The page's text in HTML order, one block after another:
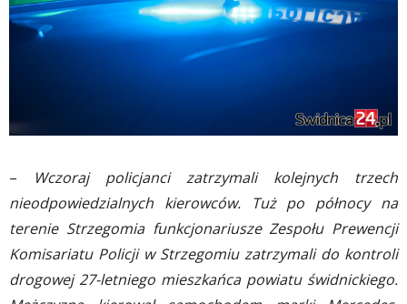
–
Wczoraj policjanci zatrzymali kolejnych trzech
nieodpowiedzialnych kierowców. Tuż po północy na
terenie Strzegomia funkcjonariusze Zespołu Prewencji
Komisariatu Policji w Strzegomiu zatrzymali do kontroli
drogowej 27-letniego mieszkańca powiatu świdnickiego.